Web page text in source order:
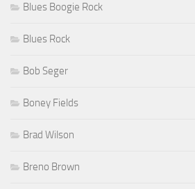
Blues Boogie Rock
Blues Rock
Bob Seger
Boney Fields
Brad Wilson
Breno Brown